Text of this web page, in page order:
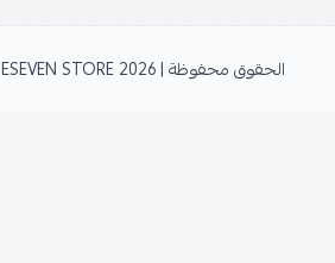
الحقوق محفوظة | 2026 ESEVEN STORE